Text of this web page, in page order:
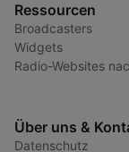
Ressourcen
Broadcasters
Widgets
Radio-Websites
Über uns &
Datenschutz